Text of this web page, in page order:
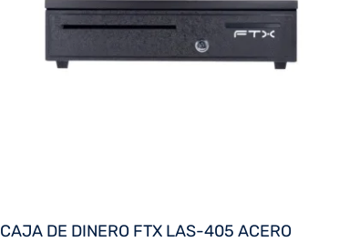
CAJA DE DINERO FTX LAS-405 ACERO